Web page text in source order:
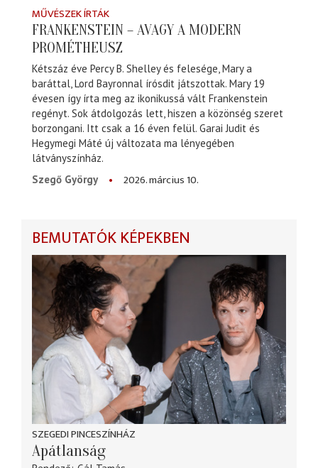
MŰVÉSZEK ÍRTÁK
FRANKENSTEIN – AVAGY A MODERN
PROMÉTHEUSZ
Kétszáz éve Percy B. Shelley és felesége, Mary a
baráttal, Lord Bayronnal írósdit játszottak. Mary 19
évesen így írta meg az ikonikussá vált Frankenstein
regényt. Sok átdolgozás lett, hiszen a közönség szeret
borzongani. Itt csak a 16 éven felül. Garai Judit és
Hegymegi Máté új változata ma lényegében
látványszínház.
Szegő György
2026. március 10.
BEMUTATÓK KÉPEKBEN
SZEGEDI PINCESZÍNHÁZ
Apátlanság